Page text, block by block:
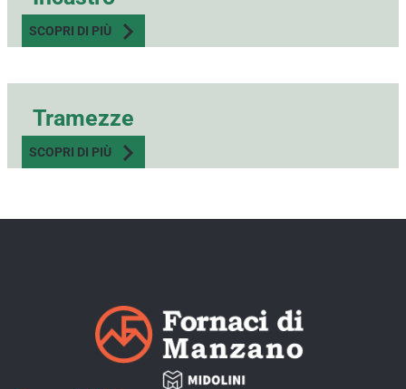
SCOPRI DI PIÙ
Tramezze
SCOPRI DI PIÙ